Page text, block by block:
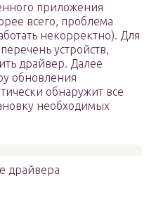
приложения
всего, проблема
некорректно). Для
устройств,
драйвер. Далее
обновления
обнаружит все
необходимых
драйвера